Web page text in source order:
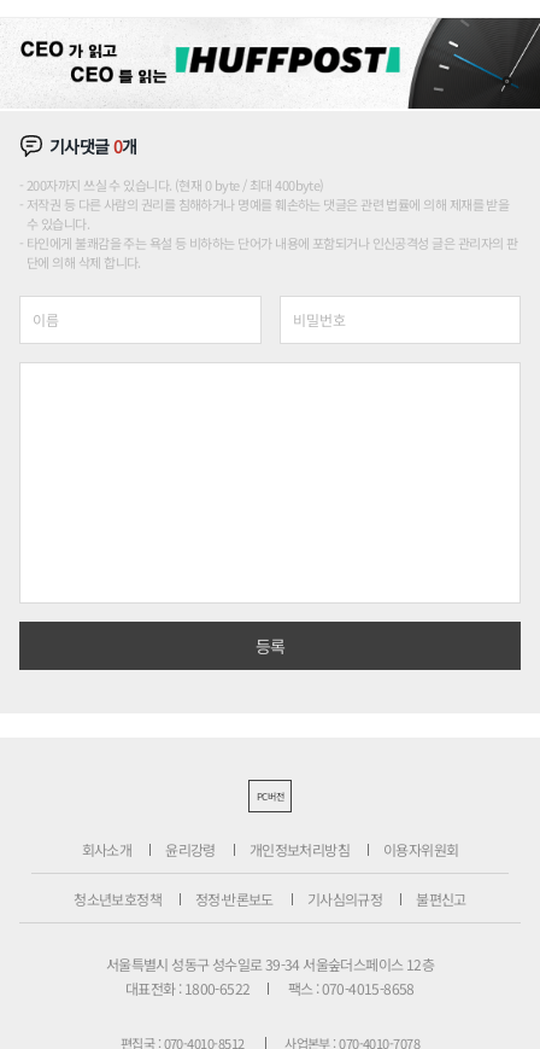
기사댓글0개
200자까지 쓰실 수 있습니다. (현재 0 byte / 최대 400byte)
저작권 등 다른 사람의 권리를 침해하거나 명예를 훼손하는 댓글은 관련 법률에 의해 제재를 받을
수 있습니다.
타인에게 불쾌감을 주는 욕설 등 비하하는 단어가 내용에 포함되거나 인신공격성 글은 관리자의 판
단에 의해 삭제 합니다.
PC버전
회사소개 윤리강령 개인정보처리방침 이용자위원회
청소년보호정책 정정·반론보도 기사심의규정 불편신고
서울특별시 성동구 성수일로 39-34 서울숲더스페이스 12층
대표전화 : 1800-6522
팩스 : 070-4015-8658
편집국 : 070-4010-8512 사업본부 : 070-4010-7078